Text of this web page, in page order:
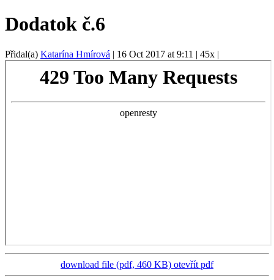
Dodatok č.6
Přidal(a) Katarína Hmírová | 16 Oct 2017 at 9:11 | 45x |
download file (pdf, 460 KB) otevřít pdf